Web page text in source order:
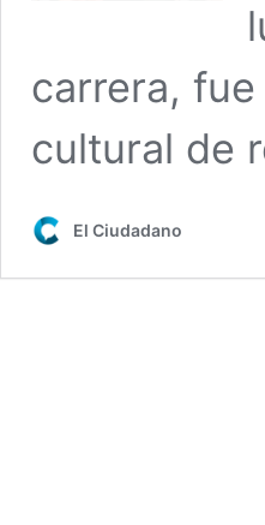
carrera,
cultural de
El Ciudadano